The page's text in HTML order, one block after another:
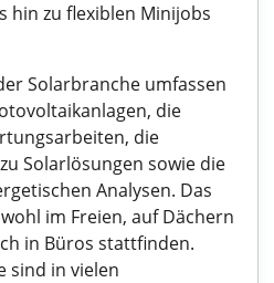
hin zu flexiblen Minijobs
Solarbranche umfassen
die
die
Solarlösungen sowie die
Analysen. Das
im Freien, auf Dächern
in Büros stattfinden.
sind in vielen